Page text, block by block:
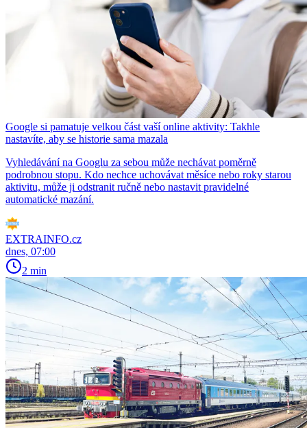
Google si pamatuje velkou část vaší online aktivity: Takhle
nastavíte, aby se historie sama mazala
Vyhledávání na Googlu za sebou může nechávat poměrně
podrobnou stopu. Kdo nechce uchovávat měsíce nebo roky starou
aktivitu, může ji odstranit ručně nebo nastavit pravidelné
automatické mazání.
EXTRAINFO.cz
dnes, 07:00
2 min